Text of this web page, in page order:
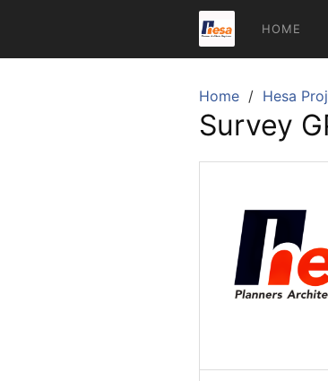
content
HOME
Home Hesa
Survey